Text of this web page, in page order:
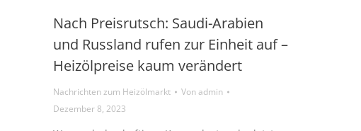
Nach Preisrutsch: Saudi-Arabien
und Russland rufen zur Einheit auf –
Heizölpreise kaum verändert
Nachrichten zum Heizölmarkt Vonadmin
Dezember 8, 2023